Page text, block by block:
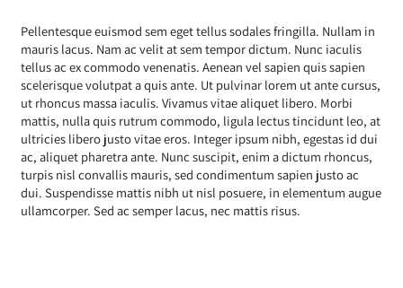
Pellentesque euismod sem eget tellus sodales fringilla. Nullam in
mauris lacus. Nam ac velit at sem tempor dictum. Nunc iaculis
tellus ac ex commodo venenatis. Aenean vel sapien quis sapien
scelerisque volutpat a quis ante. Ut pulvinar lorem ut ante cursus,
ut rhoncus massa iaculis. Vivamus vitae aliquet libero. Morbi
mattis, nulla quis rutrum commodo, ligula lectus tincidunt leo, at
ultricies libero justo vitae eros. Integer ipsum nibh, egestas id dui
ac, aliquet pharetra ante. Nunc suscipit, enim a dictum rhoncus,
turpis nisl convallis mauris, sed condimentum sapien justo ac
dui. Suspendisse mattis nibh ut nisl posuere, in elementum augue
ullamcorper. Sed ac semper lacus, nec mattis risus.